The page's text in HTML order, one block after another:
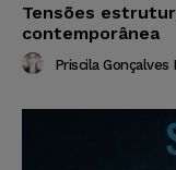
Tensões
contemporânea
Priscila Gonçalves